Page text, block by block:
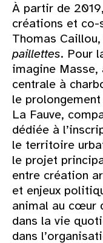
À partir de
créations et co-
Thomas
paillettes. Pour
imagine Masse,
centrale à
le
La Fauve,
dédiée à
le territoire
le projet
entre création
et enjeux
animal au cœur
dans la vie
dans